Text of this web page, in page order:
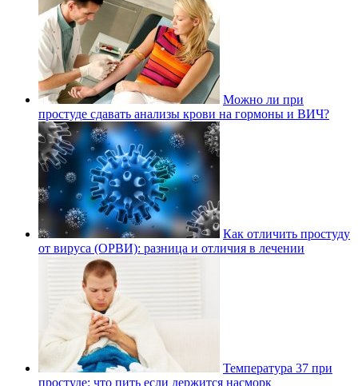
Можно ли при
простуде сдавать анализы крови на гормоны и ВИЧ?
Как отличить простуду
от вируса (ОРВИ): разница и отличия в лечении
Температура 37 при
простуде: что пить если держится насморк